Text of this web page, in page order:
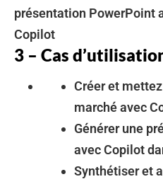
présentation PowerPoint
Copilot
3 – Cas
Créer et
marché avec
Générer une
avec Copilot
Synthétiser et